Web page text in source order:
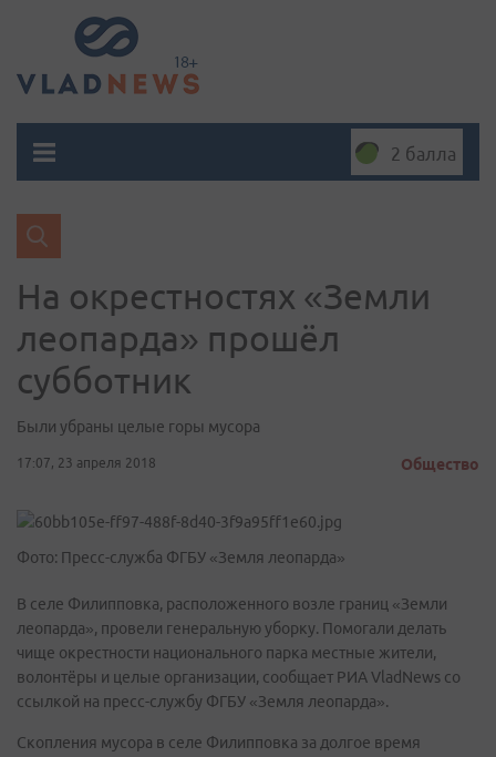
2 балла
На окрестностях «Земли
леопарда» прошёл
субботник
Были убраны целые горы мусора
17:07, 23 апреля 2018 Общество
Фото: Пресс-служба ФГБУ «Земля леопарда»
В селе Филипповка, расположенного возле границ «Земли
леопарда», провели генеральную уборку. Помогали делать
чище окрестности национального парка местные жители,
волонтёры и целые организации, сообщает РИА VladNews со
ссылкой на пресс-службу ФГБУ «Земля леопарда».
Скопления мусора в селе Филипповка за долгое время